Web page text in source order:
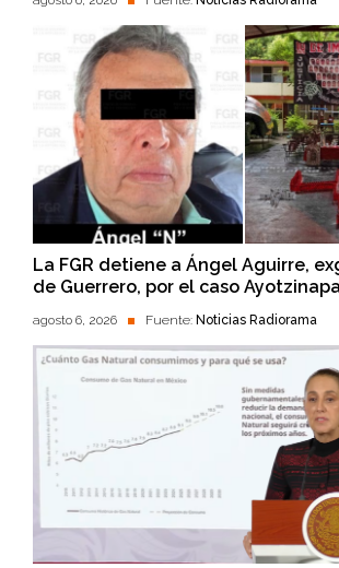
La FGR detiene a Ángel Aguirre,
de Guerrero, por el caso Ayotzinapa
agosto 6, 2026 Fuente: Noticias Radiorama